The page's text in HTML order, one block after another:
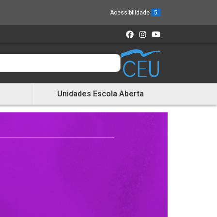
Acessibilidade 5
Unidades Escola Aberta